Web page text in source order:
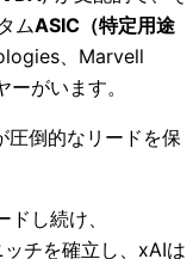
ムASIC（特定用途
、Marvell
がいます。
圧倒的なリードを保
し続け、
チを確立し、xAIは